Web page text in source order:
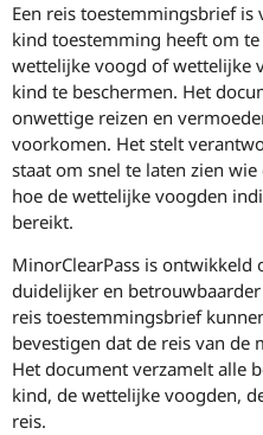
Een reis toestemmingsbrief is
kind toestemming heeft om
wettelijke voogd of wettelijke
kind te beschermen. Het
onwettige reizen en
voorkomen. Het stelt
staat om snel te laten zien
hoe de wettelijke voogden
bereikt.
MinorClearPass is
duidelijker en
reis toestemmingsbrief
bevestigen dat de reis van de
Het document verzamelt alle
kind, de wettelijke voogden,
reis.